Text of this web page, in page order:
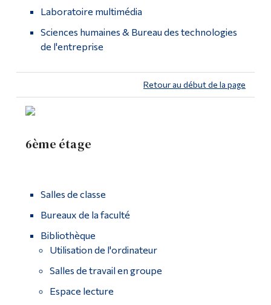
Laboratoire multimédia
Sciences humaines & Bureau des technologies
de l'entreprise
Retour au début de la page
6ème étage
Salles de classe
Bureaux de la faculté
Bibliothèque
Utilisation de l'ordinateur
Salles de travail en groupe
Espace lecture